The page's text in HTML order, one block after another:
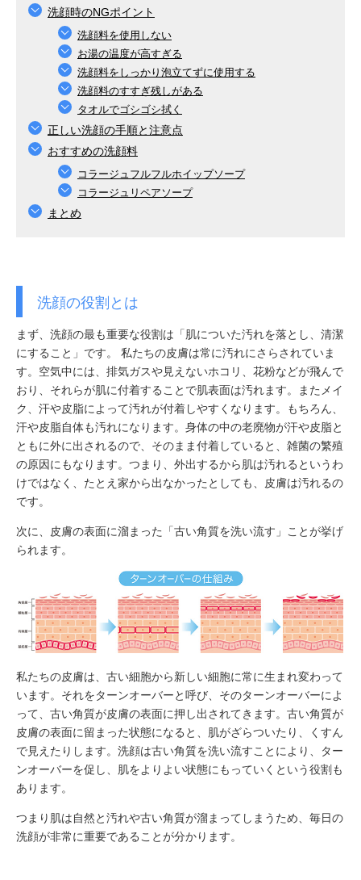
洗顔時のNGポイント
洗顔料を使用しない
お湯の温度が高すぎる
洗顔料をしっかり泡立てずに使用する
洗顔料のすすぎ残しがある
タオルでゴシゴシ拭く
正しい洗顔の手順と注意点
おすすめの洗顔料
コラージュフルフルホイップソープ
コラージュリペアソープ
まとめ
洗顔の役割とは
まず、洗顔の最も重要な役割は「肌についた汚れを落とし、清潔
にすること」です。 私たちの皮膚は常に汚れにさらされていま
す。空気中には、排気ガスや見えないホコリ、花粉などが飛んで
おり、それらが肌に付着することで肌表面は汚れます。またメイ
ク、汗や皮脂によって汚れが付着しやすくなります。もちろん、
汗や皮脂自体も汚れになります。身体の中の老廃物が汗や皮脂と
ともに外に出されるので、そのまま付着していると、雑菌の繁殖
の原因にもなります。つまり、外出するから肌は汚れるというわ
けではなく、たとえ家から出なかったとしても、皮膚は汚れるの
です。
次に、皮膚の表面に溜まった「古い角質を洗い流す」ことが挙げ
られます。
私たちの皮膚は、古い細胞から新しい細胞に常に生まれ変わって
います。それをターンオーバーと呼び、そのターンオーバーによ
って、古い角質が皮膚の表面に押し出されてきます。古い角質が
皮膚の表面に留まった状態になると、肌がざらついたり、くすん
で見えたりします。洗顔は古い角質を洗い流すことにより、ター
ンオーバーを促し、肌をよりよい状態にもっていくという役割も
あります。
つまり肌は自然と汚れや古い角質が溜まってしまうため、毎日の
洗顔が非常に重要であることが分かります。